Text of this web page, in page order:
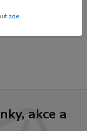
akce a
zde.